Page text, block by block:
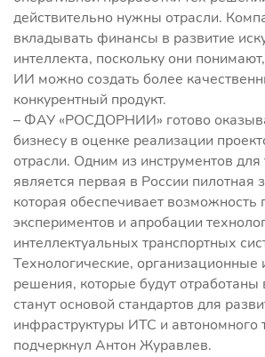
действительно нужны отрасли.
вкладывать финансы в развитие
интеллекта, поскольку они
ИИ можно создать более
конкурентный продукт.
– ФАУ «РОСДОРНИИ» готово
бизнесу в оценке реализации
отрасли. Одним из инструментов для
является первая в России пилотная
которая обеспечивает возможность
экспериментов и апробации
интеллектуальных транспортных
Технологические, организационные
решения, которые будут отработаны
станут основой стандартов для
инфраструктуры ИТС и автономного
подчеркнул Антон Журавлев.